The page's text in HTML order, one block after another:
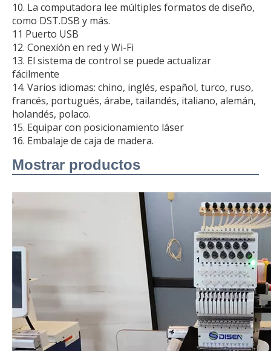
10. La computadora lee múltiples formatos de diseño,
como DST.DSB y más.
11 Puerto USB
12. Conexión en red y Wi-Fi
13. El sistema de control se puede actualizar
fácilmente
14. Varios idiomas: chino, inglés, español, turco, ruso,
francés, portugués, árabe, tailandés, italiano, alemán,
holandés, polaco.
15. Equipar con posicionamiento láser
16. Embalaje de caja de madera.
Mostrar productos